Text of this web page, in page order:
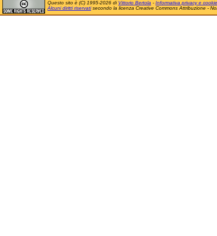
Questo sito è (C) 1995-2026 di Vittorio Bertola - Informativa privacy e cookie
Alcuni diritti riservatisecondo la licenza Creative Commons Attribuzione -